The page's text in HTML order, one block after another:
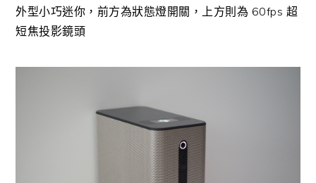
外型小巧迷你，前方為狀態燈開關，上方則為 60fps 超
短焦投影鏡頭